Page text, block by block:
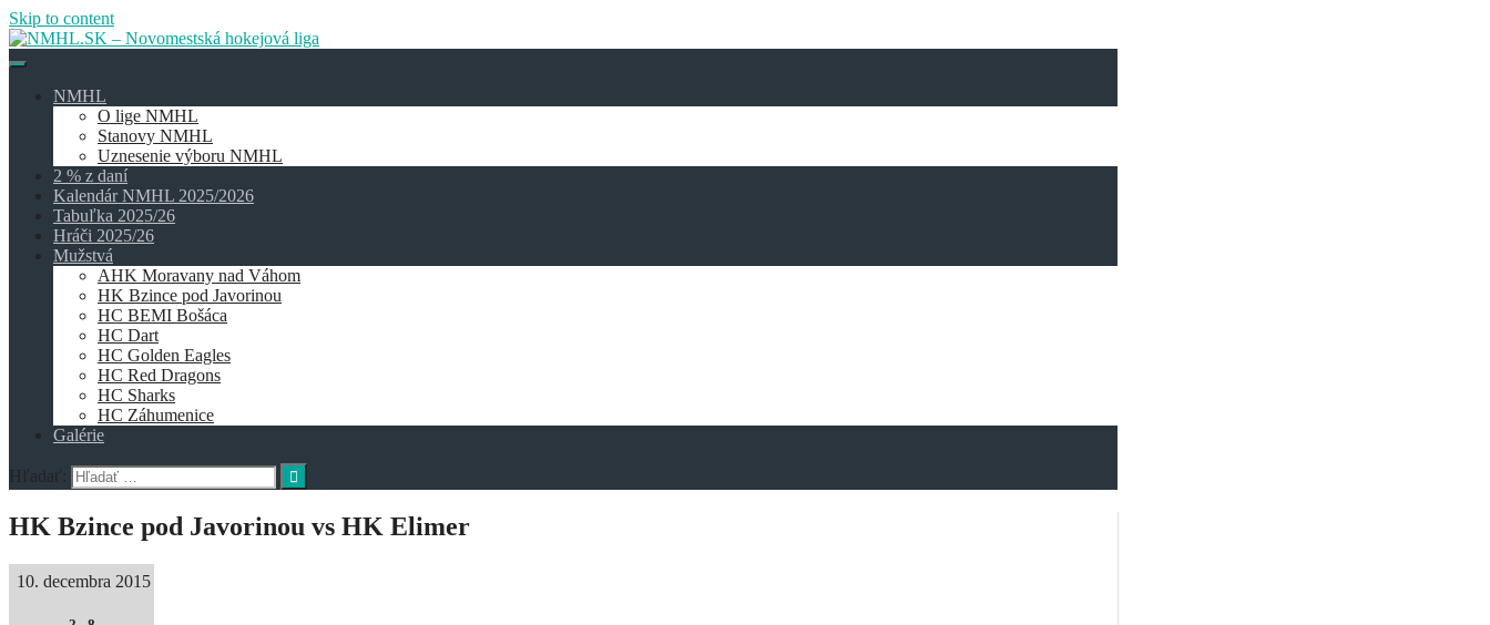
Skip to content
NMHL
O lige NMHL
Stanovy NMHL
Uznesenie výboru NMHL
2 % z daní
Kalendár NMHL 2025/2026
Tabuľka 2025/26
Hráči 2025/26
Mužstvá
AHK Moravany nad Váhom
HK Bzince pod Javorinou
HC BEMI Bošáca
HC Dart
HC Golden Eagles
HC Red Dragons
HC Sharks
HC Záhumenice
Galérie
Hľadať:
HK Bzince pod Javorinou vs HK Elimer
10. decembra 2015